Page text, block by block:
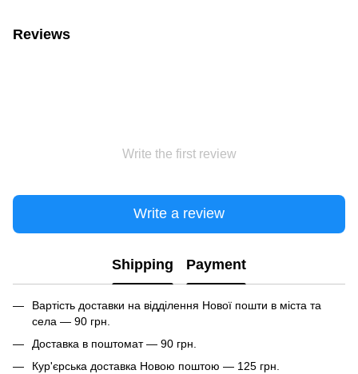
Reviews
Write the first review
Write a review
Shipping Payment
Вартість доставки на відділення Нової пошти в міста та
села — 90 грн.
Доставка в поштомат — 90 грн.
Кур'єрська доставка Новою поштою — 125 грн.